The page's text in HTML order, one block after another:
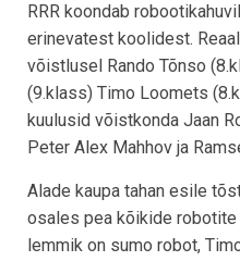
RRR koondab
erinevatest koolidest.
võistlusel Rando Tõnso
(9.klass) Timo Loomets
kuulusid võistkonda Jaan
Peter Alex Mahhov ja
Alade kaupa tahan esile
osales pea kõikide
lemmik on sumo robot,